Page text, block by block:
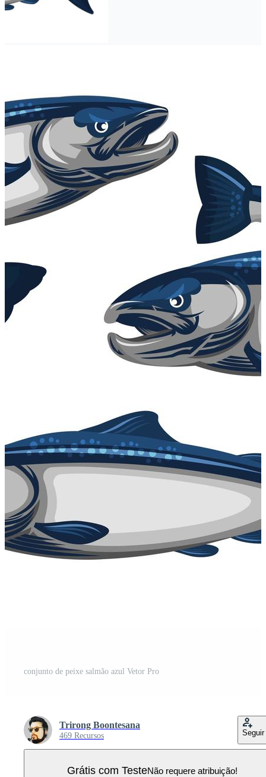
conjunto de peixe salmão azul Vetor Pro
Trirong Boontesana
469 Recursos Seguir
Grátis com TesteNão requere atribuição!